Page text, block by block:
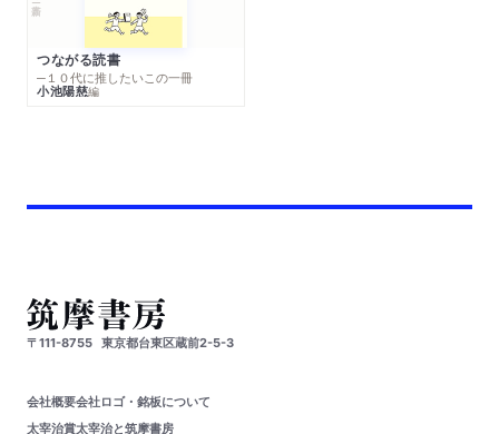
つながる読書
─１０代に推したいこの一冊
小池陽慈編
〒111-8755 東京都台東区蔵前2-5-3
会社概要会社ロゴ・銘板について
太宰治賞太宰治と筑摩書房